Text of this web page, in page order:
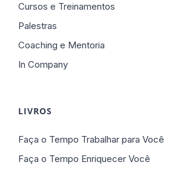
Cursos e Treinamentos
Palestras
Coaching e Mentoria
In Company
LIVROS
Faça o Tempo Trabalhar para Você
Faça o Tempo Enriquecer Você